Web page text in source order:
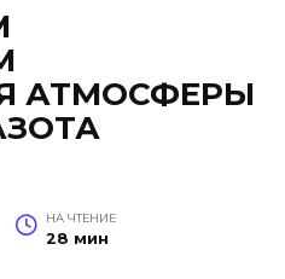
АТМОСФЕРЫ
НА ЧТЕНИЕ
28 мин